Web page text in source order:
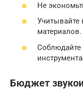
Не
Учитывайте
материалов.
Соблюдайте
Бюджет